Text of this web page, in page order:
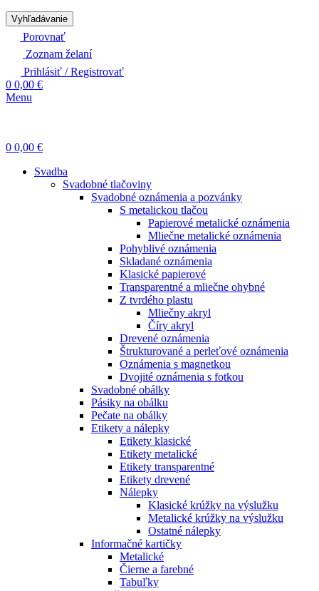
Vyhľadávanie
Porovnať
Zoznam želaní
Prihlásiť / Registrovať
0 0,00 €
Menu
0 0,00 €
Svadba
Svadobné tlačoviny
Svadobné oznámenia a pozvánky
S metalickou tlačou
Papierové metalické oznámenia
Mliečne metalické oznámenia
Pohyblivé oznámenia
Skladané oznámenia
Klasické papierové
Transparentné a mliečne ohybné
Z tvrdého plastu
Mliečny akryl
Číry akryl
Drevené oznámenia
Štrukturované a perleťové oznámenia
Oznámenia s magnetkou
Dvojité oznámenia s fotkou
Svadobné obálky
Pásiky na obálku
Pečate na obálky
Etikety a nálepky
Etikety klasické
Etikety metalické
Etikety transparentné
Etikety drevené
Nálepky
Klasické krúžky na výslužku
Metalické krúžky na výslužku
Ostatné nálepky
Informačné kartičky
Metalické
Čierne a farebné
Tabuľky